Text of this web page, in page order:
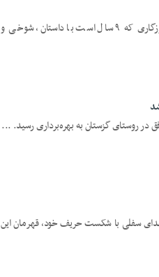
یزدفردا؛ گفت‌گو با سید رسول بهشتی‌زاده بافقی، آموزگاری که ۹ سال است با داستان، شوخی و
در روستای گزستان به بهره‌برداری رسید. ...
سفلی با شکست حریف خود، قهرمان این